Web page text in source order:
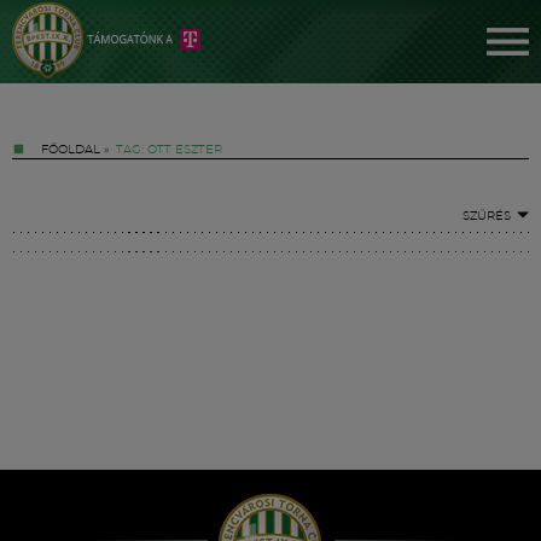
FŐOLDAL » TAG: OTT ESZTER
SZŰRÉS
Hírek